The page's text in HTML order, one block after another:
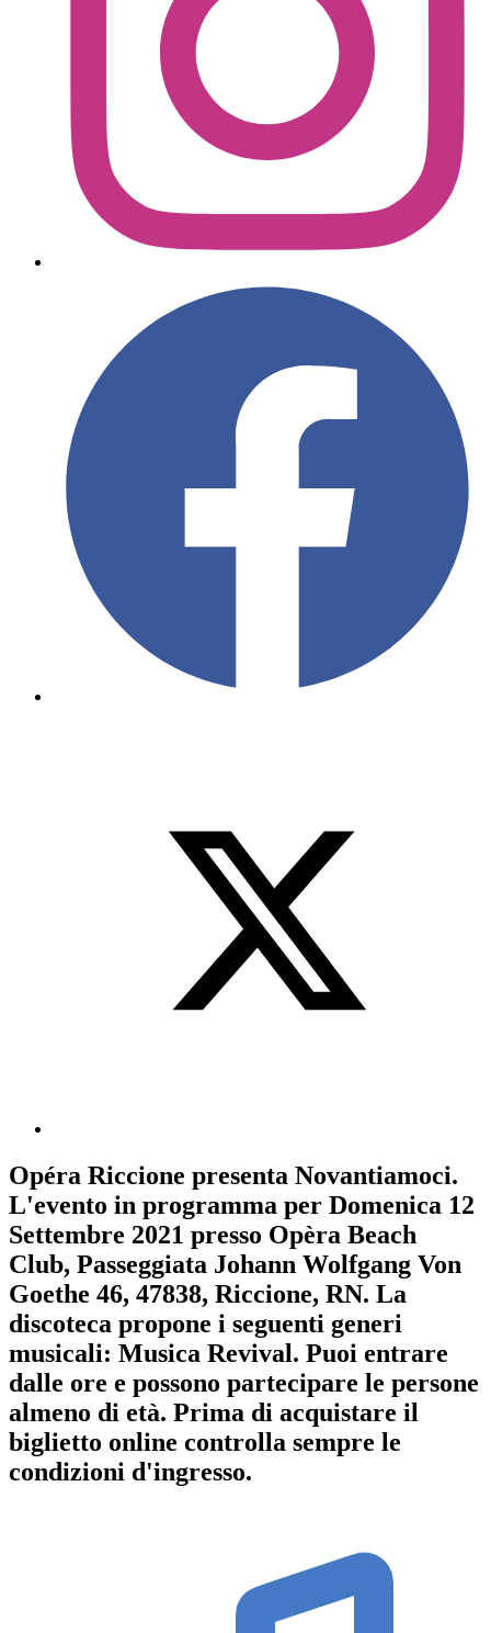
Opéra Riccione presenta Novantiamoci.
L'evento in programma per Domenica 12
Settembre 2021 presso Opèra Beach
Club, Passeggiata Johann Wolfgang Von
Goethe 46, 47838, Riccione, RN. La
discoteca propone i seguenti generi
musicali: Musica Revival. Puoi entrare
dalle ore e possono partecipare le persone
almeno di età. Prima di acquistare il
biglietto online controlla sempre le
condizioni d'ingresso.